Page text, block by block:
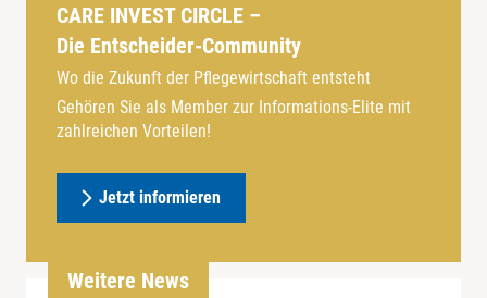
CARE INVEST CIRCLE –
Die Entscheider-Community
Wo die Zukunft der Pflegewirtschaft entsteht
Gehören Sie als Member zur Informations-Elite mit
zahlreichen Vorteilen!
Jetzt informieren
Weitere News